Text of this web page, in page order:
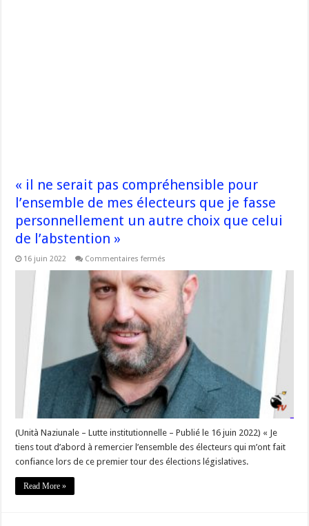
« il ne serait pas compréhensible pour
l’ensemble de mes électeurs que je fasse
personnellement un autre choix que celui
de l’abstention »
16 juin 2022 Commentaires fermés
serait
pas
compréhensible
pour
l’ensemble
de
mes
électeurs
que
je
fasse
personnellement
un
autre
choix
que
celui
de
l’abstention »
(Unità Naziunale – Lutte institutionnelle – Publié le 16 juin 2022) « Je
tiens tout d’abord à remercier l’ensemble des électeurs qui m’ont fait
confiance lors de ce premier tour des élections législatives.
Read More »